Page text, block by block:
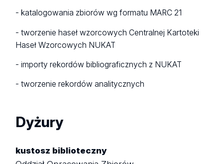
- katalogowania zbiorów wg formatu MARC 21
- tworzenie haseł wzorcowych Centralnej Kartoteki
Haseł Wzorcowych NUKAT
- importy rekordów bibliograficznych z NUKAT
- tworzenie rekordów analitycznych
Dyżury
kustosz biblioteczny